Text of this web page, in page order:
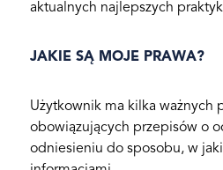
aktualnych najlepszych
JAKIE SĄ MOJE PRAWA?
Użytkownik ma kilka ważnych
obowiązujących przepisów o
odniesieniu do sposobu, w